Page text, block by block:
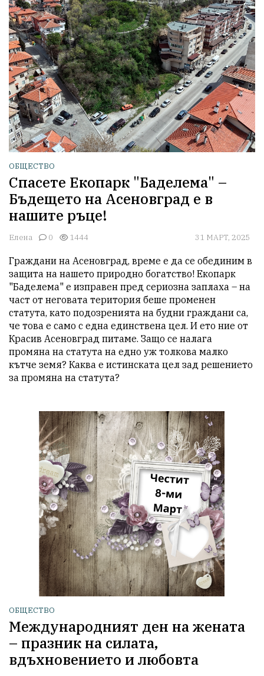
ОБЩЕСТВО
Спасете Екопарк "Баделема" –
Бъдещето на Асеновград е в
нашите ръце!
Елена 0 1444 31 МАРТ, 2025
Граждани на Асеновград, време е да се обединим в
защита на нашето природно богатство! Екопарк
"Баделема" е изправен пред сериозна заплаха – на
част от неговата територия беше променен
статута, като подозренията на будни граждани са,
че това е само с една единствена цел. И ето ние от
Красив Асеновград питаме. Защо се налага
промяна на статута на едно уж толкова малко
кътче земя? Каква е истинската цел зад решението
за промяна на статута?
ОБЩЕСТВО
Международният ден на жената
– празник на силата,
вдъхновението и любовта